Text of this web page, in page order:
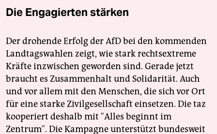
Die Engagierten stärken
Der drohende Erfolg der AfD bei den kommenden
Landtagswahlen zeigt, wie stark rechtsextreme
Kräfte inzwischen geworden sind. Gerade jetzt
braucht es Zusammenhalt und Solidarität. Auch
und vor allem mit den Menschen, die sich vor Ort
für eine starke Zivilgesellschaft einsetzen. Die taz
kooperiert deshalb mit "Alles beginnt im
Zentrum". Die Kampagne unterstützt bundesweit